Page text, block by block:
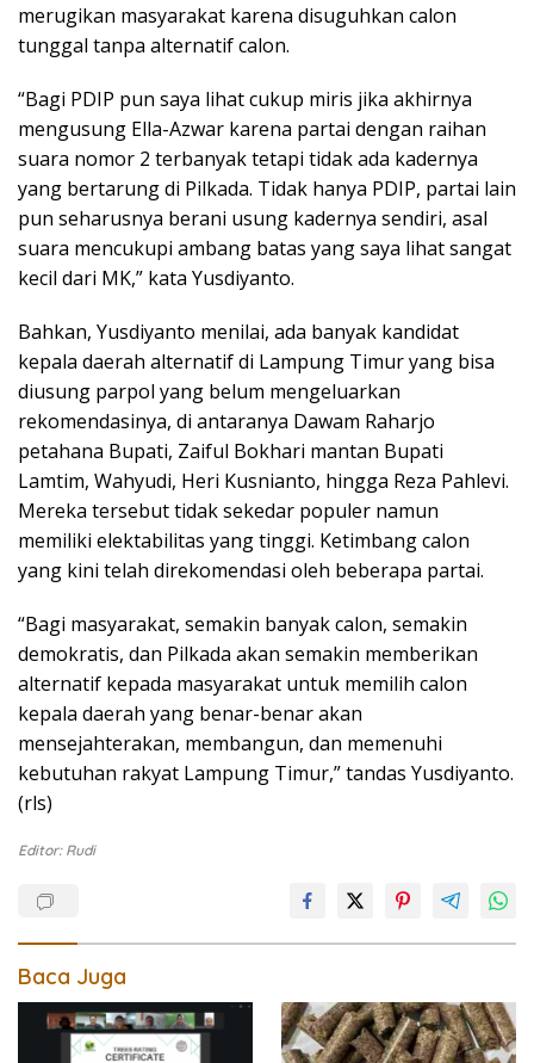
merugikan masyarakat karena disuguhkan calon
tunggal tanpa alternatif calon.
“Bagi PDIP pun saya lihat cukup miris jika akhirnya
mengusung Ella-Azwar karena partai dengan raihan
suara nomor 2 terbanyak tetapi tidak ada kadernya
yang bertarung di Pilkada. Tidak hanya PDIP, partai lain
pun seharusnya berani usung kadernya sendiri, asal
suara mencukupi ambang batas yang saya lihat sangat
kecil dari MK,” kata Yusdiyanto.
Bahkan, Yusdiyanto menilai, ada banyak kandidat
kepala daerah alternatif di Lampung Timur yang bisa
diusung parpol yang belum mengeluarkan
rekomendasinya, di antaranya Dawam Raharjo
petahana Bupati, Zaiful Bokhari mantan Bupati
Lamtim, Wahyudi, Heri Kusnianto, hingga Reza Pahlevi.
Mereka tersebut tidak sekedar populer namun
memiliki elektabilitas yang tinggi. Ketimbang calon
yang kini telah direkomendasi oleh beberapa partai.
“Bagi masyarakat, semakin banyak calon, semakin
demokratis, dan Pilkada akan semakin memberikan
alternatif kepada masyarakat untuk memilih calon
kepala daerah yang benar-benar akan
mensejahterakan, membangun, dan memenuhi
kebutuhan rakyat Lampung Timur,” tandas Yusdiyanto.
(rls)
Editor: Rudi
Baca Juga